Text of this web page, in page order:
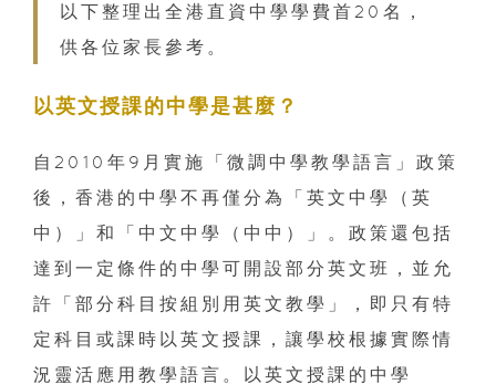
以下整理出全港直資中學學費首20名，
供各位家長參考。
以英文授課的中學是甚麼？
自2010年9月實施「微調中學教學語言」政策
後，香港的中學不再僅分為「英文中學（英
中）」和「中文中學（中中）」。政策還包括
達到一定條件的中學可開設部分英文班，並允
許「部分科目按組別用英文教學」，即只有特
定科目或課時以英文授課，讓學校根據實際情
況靈活應用教學語言。以英文授課的中學